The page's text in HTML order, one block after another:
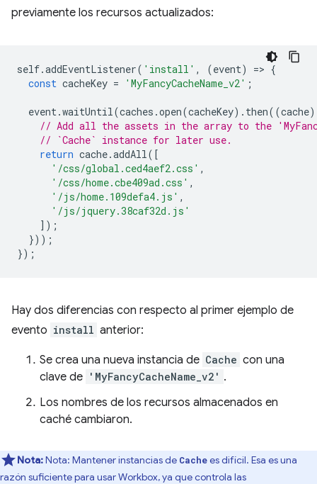
previamente los recursos actualizados:
self.addEventListener( 'install' , (event) => {
const cacheKey = 'MyFancyCacheName_v2' ;
event.waitUntil(caches .open(cacheKey). then((cache)
// Add all the assets in the array to the
// `Cache` instance for later use.
return cache.addAll([
'/css/global.ced4aef2.css' ,
'/css/home.cbe409ad.css' ,
'/js/home.109defa4.js' ,
'/js/jquery.38caf32d.js'
]);
}));
});
Hay dos diferencias con respecto al primer ejemplo de
evento install anterior:
Se crea una nueva instancia de Cache con una
clave de 'MyFancyCacheName_v2' .
Los nombres de los recursos almacenados en
caché cambiaron.
Nota:Nota: Mantener instancias de Cachees difícil. Esa es una
razón suficiente para usar Workbox, ya que controla las